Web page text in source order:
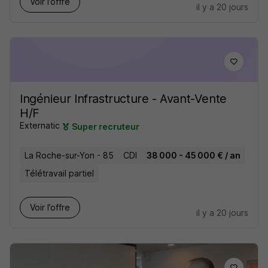
il y a 20 jours
Ingénieur Infrastructure - Avant-Vente
H/F
Externatic Super recruteur
La Roche-sur-Yon - 85 CDI
38 000 - 45 000 € / an
Télétravail partiel
Voir l’offre
il y a 20 jours